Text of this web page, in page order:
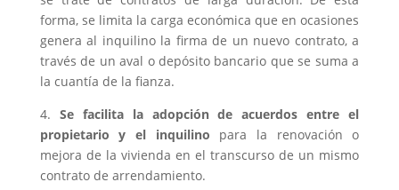
forma, se limita la carga económica que en ocasiones
genera al inquilino la firma de un nuevo contrato, a
través de un aval o depósito bancario que se suma a
la cuantía de la fianza.
4. Se facilita la adopción de acuerdos entre el
propietario y el inquilino para la renovación o
mejora de la vivienda en el transcurso de un mismo
contrato de arrendamiento.